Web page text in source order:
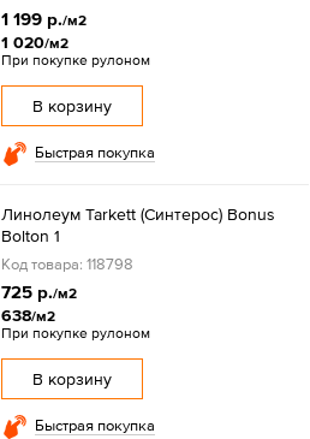
1 199 р./м2
1 020/м2
При покупке рулоном
В корзину
Быстрая покупка
Линолеум Tarkett (Синтерос) Bonus
Bolton 1
Код товара: 118798
725 р./м2
638/м2
При покупке рулоном
В корзину
Быстрая покупка